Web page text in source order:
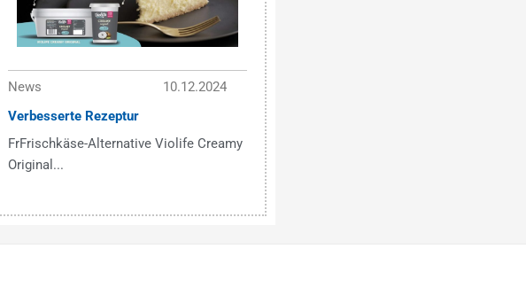
News
10.12.2024
Verbesserte Rezeptur
FrFrischkäse-Alternative Violife Creamy
Original...